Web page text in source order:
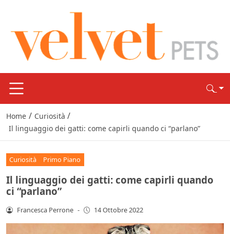
Home / Curiosità /
Il linguaggio dei gatti: come capirli quando ci “parlano”
Curiosità Primo Piano
Il linguaggio dei gatti: come capirli quando
ci “parlano”
Francesca Perrone - 14 Ottobre 2022